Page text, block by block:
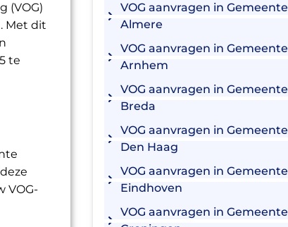
(VOG)
Met dit
te
VOG-
VOG aanvragen in Gemeente
Almere
VOG aanvragen in Gemeente
Arnhem
VOG aanvragen in Gemeente
Breda
VOG aanvragen in Gemeente
Den Haag
VOG aanvragen in Gemeente
Eindhoven
VOG aanvragen in Gemeente